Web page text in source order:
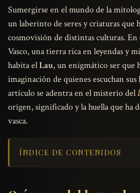
Sumergirse en el mundo de la
un laberinto de seres y criaturas que
cosmovisión de distintas culturas. En
Vasco, una tierra rica en leyendas y
habita elLau, un enigmático ser que
imaginación de quienes escuchan sus
artículo se adentra en el misterio del
origen, significado y la huella que ha
vasca.
ÍNDICE DE CONTENIDOS